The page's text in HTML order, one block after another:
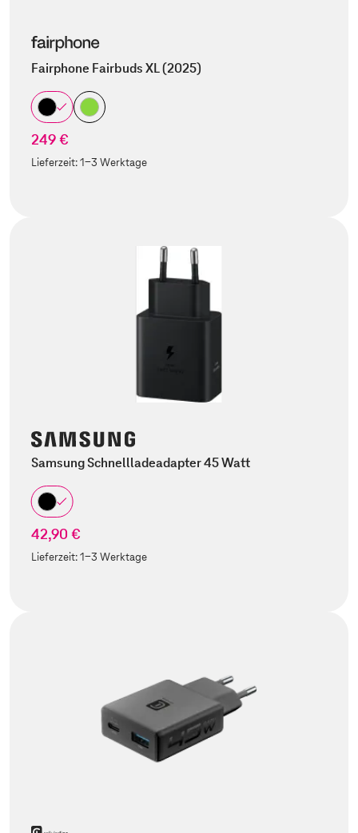
Fairphone Fairbuds XL (2025)
249 €
Lieferzeit:1-3 Werktage
Samsung Schnellladeadapter 45 Watt
42,90 €
Lieferzeit:1-3 Werktage